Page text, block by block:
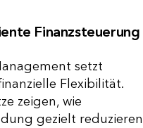
Finanzsteuerung
setzt
Flexibilität.
zeigen, wie
gezielt reduzieren